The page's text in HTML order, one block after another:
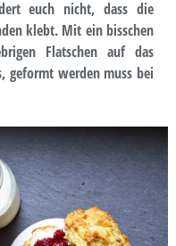
euch nicht, dass die
klebt. Mit ein bisschen
Flatschen auf das
geformt werden muss bei